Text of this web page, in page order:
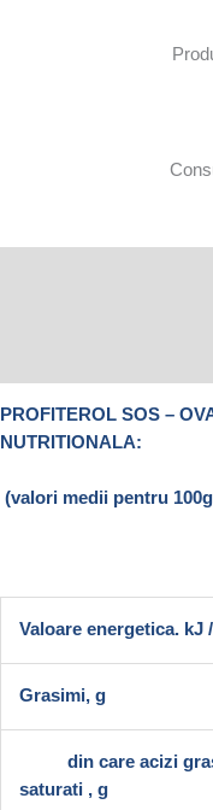
PROFITEROL SOS –
NUTRITIONALA:
(valori medii pentru
Valoare energetica. kJ
Grasimi, g
din care acizi
saturati , g